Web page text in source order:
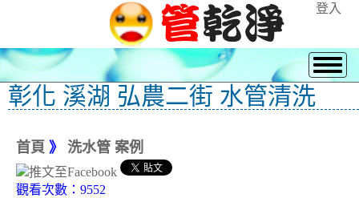
登入
彰化 溪湖 弘農二街 水管清洗
首頁 》 洗水管 案例
觀看次數：9552